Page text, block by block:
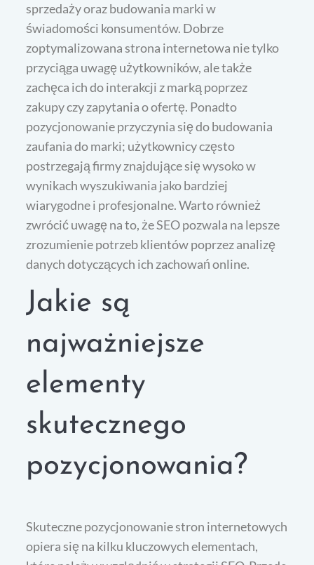
sprzedaży oraz budowania marki w
świadomości konsumentów. Dobrze
zoptymalizowana strona internetowa nie tylko
przyciąga uwagę użytkowników, ale także
zachęca ich do interakcji z marką poprzez
zakupy czy zapytania o ofertę. Ponadto
pozycjonowanie przyczynia się do budowania
zaufania do marki; użytkownicy często
postrzegają firmy znajdujące się wysoko w
wynikach wyszukiwania jako bardziej
wiarygodne i profesjonalne. Warto również
zwrócić uwagę na to, że SEO pozwala na lepsze
zrozumienie potrzeb klientów poprzez analizę
danych dotyczących ich zachowań online.
Jakie są
najważniejsze
elementy
skutecznego
pozycjonowania?
Skuteczne pozycjonowanie stron internetowych
opiera się na kilku kluczowych elementach,